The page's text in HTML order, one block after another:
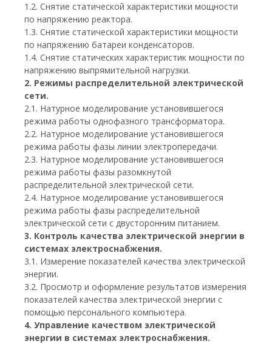
1.2. Снятие статической характеристики мощности
по напряжению реактора.
1.3. Снятие статической характеристики мощности
по напряжению батареи конденсаторов.
1.4. Снятие статических характеристик мощности по
напряжению выпрямительной нагрузки.
2. Режимы распределительной электрической
сети.
2.1. Натурное моделирование установившегося
режима работы однофазного трансформатора.
2.2. Натурное моделирование установившегося
режима работы фазы линии электропередачи.
2.3. Натурное моделирование установившегося
режима работы фазы разомкнутой
распределительной электрической сети.
2.4. Натурное моделирование установившегося
режима работы фазы распределительной
электрической сети с двусторонним питанием.
3. Контроль качества электрической энергии в
системах электроснабжения.
3.1. Измерение показателей качества электрической
энергии.
3.2. Просмотр и оформление результатов измерения
показателей качества электрической энергии с
помощью персонального компьютера.
4. Управление качеством электрической
энергии в системах электроснабжения.